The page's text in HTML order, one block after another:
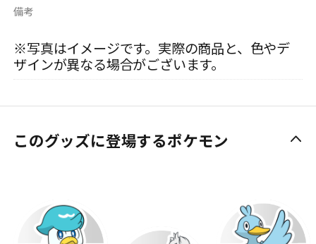
備考
※写真はイメージです。実際の商品と、色やデ
ザインが異なる場合がございます。
このグッズに登場するポケモン